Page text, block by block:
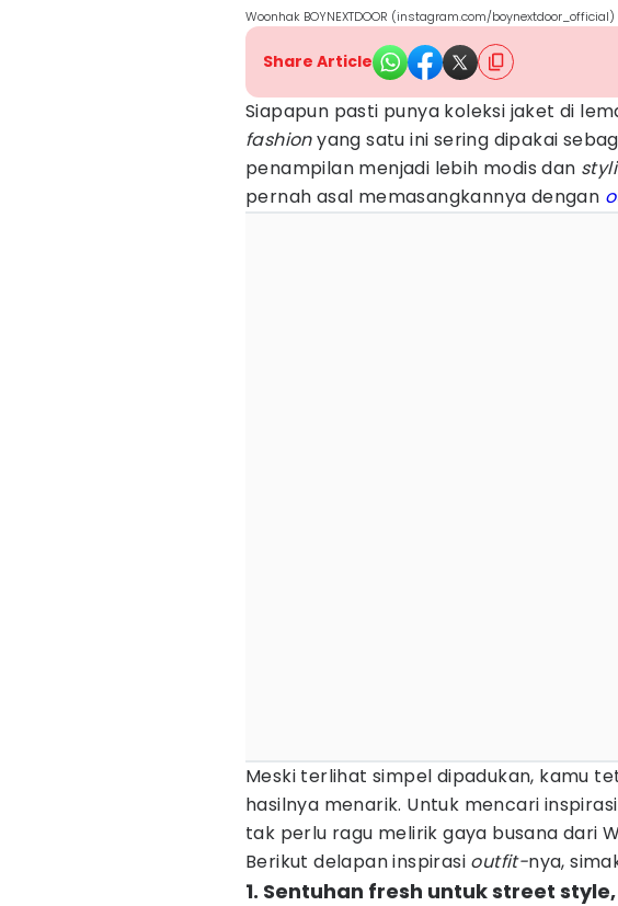
Woonhak BOYNEXTDOOR (instagram.com/boynextdoor_official)
Share Article
Siapapun pasti punya koleksi jaket di
fashionyang satu ini sering dipakai
penampilan menjadi lebih modis dan
pernah asal memasangkannya dengan
Meski terlihat simpel dipadukan, kamu
hasilnya menarik. Untuk mencari inspirasi
tak perlu ragu melirik gaya busana dari
Berikut delapan inspirasi outfit-nya,
1. Sentuhan fresh untuk street